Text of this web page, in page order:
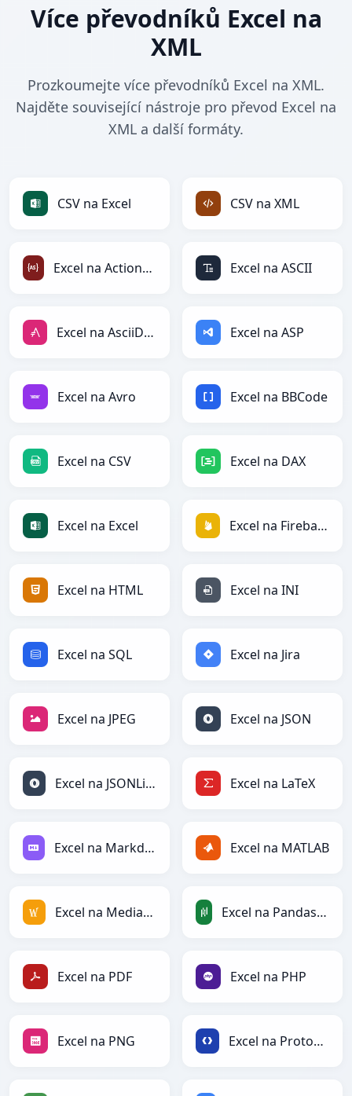
Více převodníků Excel na
XML
Prozkoumejte více převodníků Excel na XML.
Najděte související nástroje pro převod Excel na
XML a další formáty.
CSV na Excel CSV na XML
Excel na ActionScript Excel na ASCII
Excel na AsciiDoc Excel na ASP
Excel na Avro Excel na BBCode
Excel na CSV Excel na DAX
Excel na Excel Excel na Firebase
Excel na HTML Excel na INI
Excel na SQL Excel na Jira
Excel na JPEG Excel na JSON
Excel na JSONLines Excel na LaTeX
Excel na Markdown Excel na MATLAB
Excel na MediaWiki Excel na PandasDataFrame
Excel na PDF Excel na PHP
Excel na PNG Excel na Protobuf